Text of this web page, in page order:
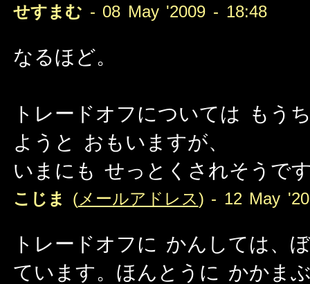
せすまむ - 08 May '2009 - 18:48
なるほど。
トレードオフについては もう
ようと おもいますが、
いまにも せっとくされそうで
こじま (メールアドレス) - 12 May
トレードオフに かんしては、
ています。ほんとうに かかま